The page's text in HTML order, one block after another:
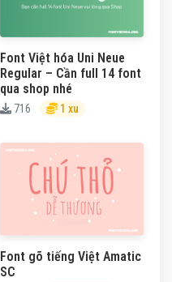
Font Việt hóa Uni Neue
Regular – Cần full 14 font
qua shop nhé
716 1 xu
Font gõ tiếng Việt Amatic
SC